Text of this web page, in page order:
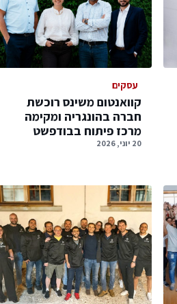
עסקים
קוואנטום משינס רוכשת
חברה בהונגריה ומקימה
מרכז פיתוח בבודפשט
20 יוני, 2026